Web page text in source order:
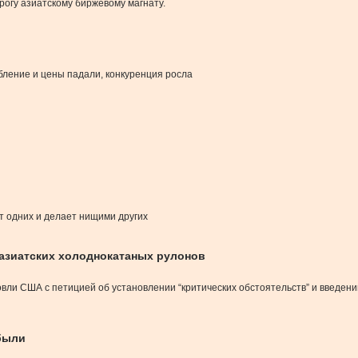
азиатскому биржевому магнату.
и цены падали, конкуренция росла
одних и делает нищими других
холоднокатаных рулонов
США с петицией об установлении “критических обстоятельств” и